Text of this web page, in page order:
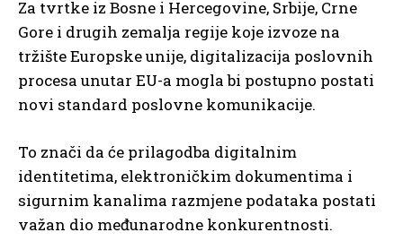
Za tvrtke iz Bosne i Hercegovine, Srbije, Crne
Gore i drugih zemalja regije koje izvoze na
tržište Europske unije, digitalizacija poslovnih
procesa unutar EU-a mogla bi postupno postati
novi standard poslovne komunikacije.
To znači da će prilagodba digitalnim
identitetima, elektroničkim dokumentima i
sigurnim kanalima razmjene podataka postati
važan dio međunarodne konkurentnosti.